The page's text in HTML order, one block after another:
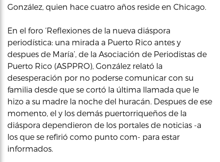
González, quien hace cuatro años reside en Chicago.
En el foro ‘Reflexiones de la nueva diáspora
periodística: una mirada a Puerto Rico antes y
despues de María’, de la Asociación de Periodistas de
Puerto Rico (ASPPRO), González relató la
desesperación por no poderse comunicar con su
familia desde que se cortó la última llamada que le
hizo a su madre la noche del huracán. Despues de ese
momento, el y los demás puertorriqueños de la
diáspora dependieron de los portales de noticias -a
los que se refirió como punto com- para estar
informados.